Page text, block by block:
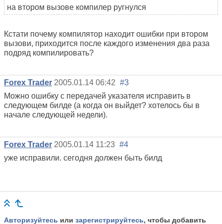
на втором вызове компилер ругнулся
Кстати почему компилятор находит ошибки при втором
вызови, приходится после каждого изменения два раза
подряд компилировать?
Forex Trader 2005.01.14 06:42 #3
Можно ошибку с передачей указателя исправить в
следующем билде (а когда он выйдет? хотелось бы в
начале следующей недели).
Forex Trader 2005.01.14 11:23 #4
уже исправили. сегодня должен быть билд
Авторизуйтесь или зарегистрируйтесь, чтобы добавить